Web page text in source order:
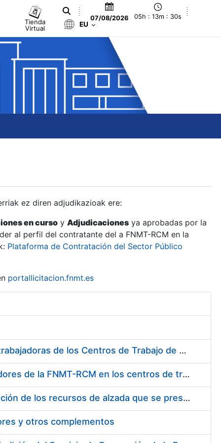
Tienda
Virtual
07/08/2026 05h : 13m : 31s
EU
ez diren adjudikazioak ere:
en curso y Adjudicaciones ya aprobadas por la
al perfil del contratante del a FNMT-RCM en la
Plataforma de Contratación del Sector Público
portallicitacion.fnmt.es
Suministro de Protectores Auditivos a medida para las personas trabajadoras de los Centros de Trabajo de Madrid y Burgos
Suministro de gafas graduadas antiproyecciones para los trabajadores de la FNMT-RCM en los centros de trabajo de Madrid y Burgos
Servicios de una empresa externa para el asesoramiento y resolución de los recursos de alzada que se presentan relacionados con procesos de selección para la FNMT-RCM
y otros complementos